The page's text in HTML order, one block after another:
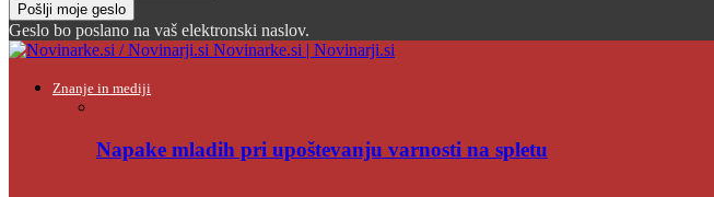
Geslo bo poslano na vaš elektronski naslov.
Novinarke.si | Novinarji.si
Znanje in mediji
Napake mladih pri upoštevanju varnosti na spletu